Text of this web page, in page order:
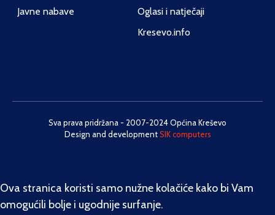
Javne nabave
Oglasi i natječaji
Kresevo.info
Sva prava pridržana - 2007-2024 Općina Kreševo
Design and developmentSIK computers
Ova stranica koristi samo nužne kolačiće kako bi Vam
omogućili bolje i ugodnije surfanje.